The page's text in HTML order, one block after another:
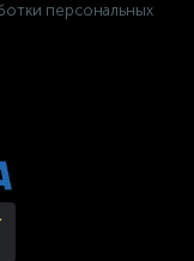
персональных